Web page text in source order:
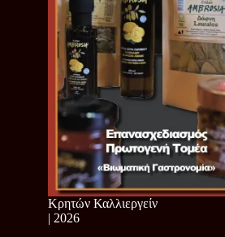
Κρητών Καλλιεργείν
| 2026